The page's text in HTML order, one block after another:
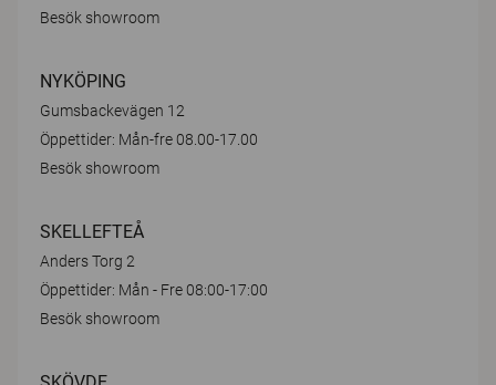
Besök showroom
NYKÖPING
Gumsbackevägen 12
Öppettider: Mån-fre 08.00-17.00
Besök showroom
SKELLEFTEÅ
Anders Torg 2
Öppettider: Mån - Fre 08:00-17:00
Besök showroom